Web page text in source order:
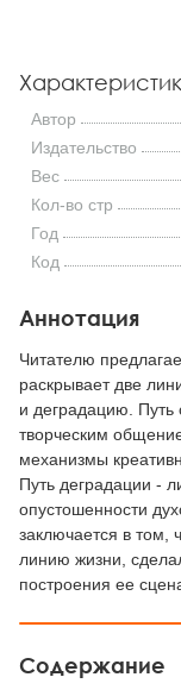
Автор
Издательство
Вес
Кол-во стр
Год
Код
Аннотация
Читателю
раскрывает две
и деградацию. Путь
творческим
механизмы
Путь деградации -
опустошенности
заключается в том,
линию жизни,
построения ее
Содержание